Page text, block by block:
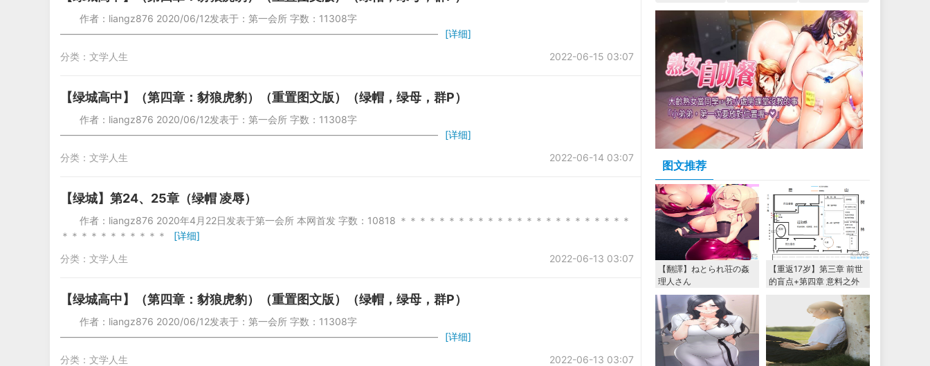
作者：liangz876 2020/06/12发表于：第一会所 字数：11308字
———————————————————————————————————————
[详细]
2022-06-15 03:07
分类： 文学人生
【绿城高中】（第四章：豺狼虎豹）（重置图文版）（绿帽，绿母，群P）
作者：liangz876 2020/06/12发表于：第一会所 字数：11308字
———————————————————————————————————————
[详细]
2022-06-14 03:07
分类： 文学人生
【绿城】第24、25章（绿帽 凌辱）
作者：liangz876 2020年4月22日发表于第一会所 本网首发 字数：10818 ＊＊＊＊＊＊＊＊＊＊＊＊＊＊＊＊＊＊＊＊＊＊＊＊
＊＊＊＊＊＊＊＊＊＊＊
[详细]
2022-06-13 03:07
分类： 文学人生
【绿城高中】（第四章：豺狼虎豹）（重置图文版）（绿帽，绿母，群P）
作者：liangz876 2020/06/12发表于：第一会所 字数：11308字
———————————————————————————————————————
[详细]
2022-06-13 03:07
分类： 文学人生
图文推荐
【翻譯】ねとられ荘の姦
理人さん
【重返17岁】第三章 前世
的盲点+第四章 意料之外
的相认+番外篇（本文为女
主第一视角，两万字更